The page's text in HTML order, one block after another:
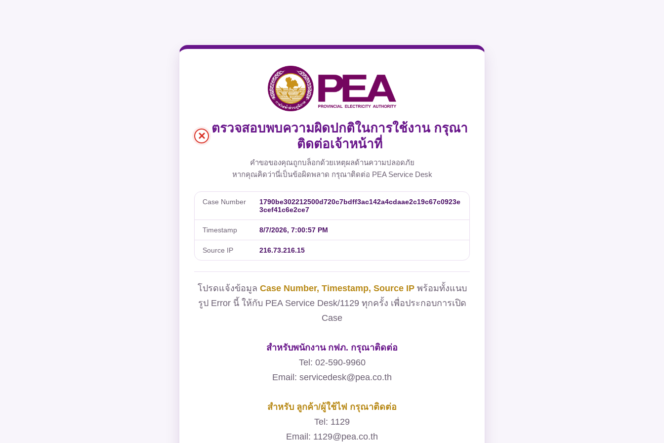
×
ตรวจสอบพบความผิดปกติในการใช้งาน กรุณา
ติดต่อเจ้าหน้าที่
คำขอของคุณถูกบล็อกด้วยเหตุผลด้านความปลอดภัย
หากคุณคิดว่านี่เป็นข้อผิดพลาด กรุณาติดต่อ PEA Service Desk
Case Number
1790be302212500d720c7bdff3ac142a4cdaae2c19c67c0923e
3cef41c6e2ce7
Timestamp 8/7/2026, 7:00:57 PM
Source IP 216.73.216.15
โปรดแจ้งข้อมูล Case Number, Timestamp, Source IPพร้อมทั้งแนบ
รูป Error นี้ ให้กับ PEA Service Desk/1129 ทุกครั้ง เพื่อประกอบการเปิด
Case
สำหรับพนักงาน กฟภ. กรุณาติดต่อ
Tel: 02-590-9960
Email: servicedesk@pea.co.th
สำหรับ ลูกค้า/ผู้ใช้ไฟ กรุณาติดต่อ
Tel: 1129
Email: 1129@pea.co.th